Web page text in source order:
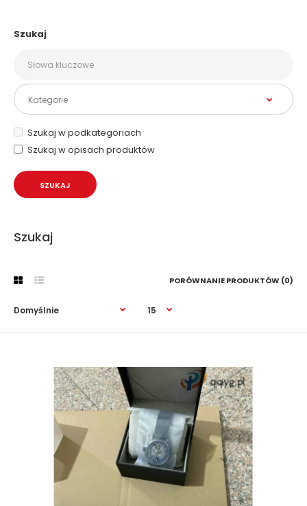
Szukaj
Szukaj w podkategoriach
Szukaj w opisach produktów
Szukaj
PORÓWNANIE PRODUKTÓW (0)